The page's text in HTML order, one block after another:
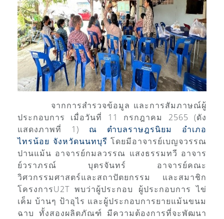
จากการสำรวจข้อมูล และการสัมภาษณ์ผู้
ประกอบการ เมื่อวันที่ 11 กรกฎาคม 2565 (ดัง
แสดงภาพที่ 1) ณ ตำบลราษฎรนิยม อำเภอ
ไทรน้อย จังหวัดนนทบุรี โดยมีอาจารย์เบญจวรรณ
ปานแม้น อาจารย์กมลวรรณ แสงธรรมทวี อาจาร
ย์วราภรณ์ บุตรจันทร์ อาจารย์คณะ
วิศวกรรมศาสตร์และสถาปัตยกรรม และสมาชิก
โครงการU2T พบว่าผู้ประกอบ ผู้ประกอบการ ไข่
เค็ม บ้านๆ ป้าอุไร และผู้ประกอบการยายแม้นขนม
ฉาบ ทั้งสองผลิตภัณฑ์ มีความต้องการที่จะพัฒนา